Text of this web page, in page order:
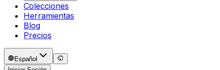
Colecciones
Herramientas
Blog
Precios
Español